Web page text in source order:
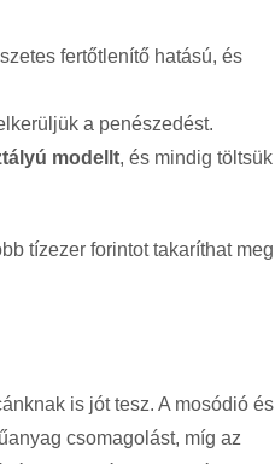
fertőtlenítő hatású, és
a penészedést.
modellt, és mindig töltsük
tízezer forintot takaríthat meg
is jót tesz. A mosódió és
csomagolást, míg az